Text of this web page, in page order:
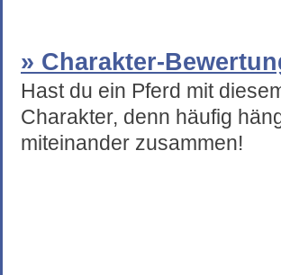
» Charakter-
Hast du ein Pferd mit
Charakter, denn häufig
miteinander zusammen!